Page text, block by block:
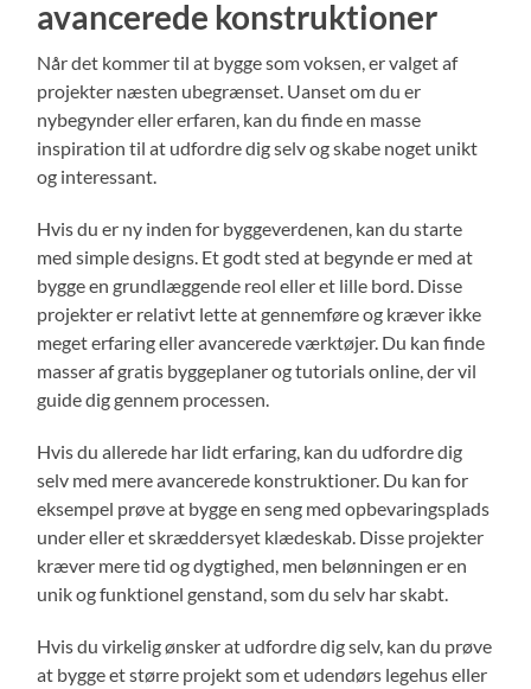
avancerede konstruktioner
Når det kommer til at bygge som voksen, er valget af
projekter næsten ubegrænset. Uanset om du er
nybegynder eller erfaren, kan du finde en masse
inspiration til at udfordre dig selv og skabe noget unikt
og interessant.
Hvis du er ny inden for byggeverdenen, kan du starte
med simple designs. Et godt sted at begynde er med at
bygge en grundlæggende reol eller et lille bord. Disse
projekter er relativt lette at gennemføre og kræver ikke
meget erfaring eller avancerede værktøjer. Du kan finde
masser af gratis byggeplaner og tutorials online, der vil
guide dig gennem processen.
Hvis du allerede har lidt erfaring, kan du udfordre dig
selv med mere avancerede konstruktioner. Du kan for
eksempel prøve at bygge en seng med opbevaringsplads
under eller et skræddersyet klædeskab. Disse projekter
kræver mere tid og dygtighed, men belønningen er en
unik og funktionel genstand, som du selv har skabt.
Hvis du virkelig ønsker at udfordre dig selv, kan du prøve
at bygge et større projekt som et udendørs legehus eller